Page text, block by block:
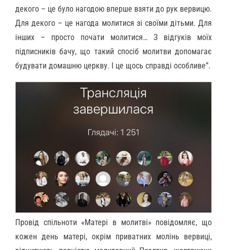
декого – це було нагодою вперше взяти до рук вервицю.
Для декого – це нагода молитися зі своїми дітьми. Для
інших – просто почати молитися… З відгуків моїх
підписників бачу, що такий спосіб молитви допомагає
будувати домашню церкву. І це щось справді особливе”.
Провід спільноти «Матері в молитві» повідомляє, що
кожен день матері, окрім приватних молінь вервиці,